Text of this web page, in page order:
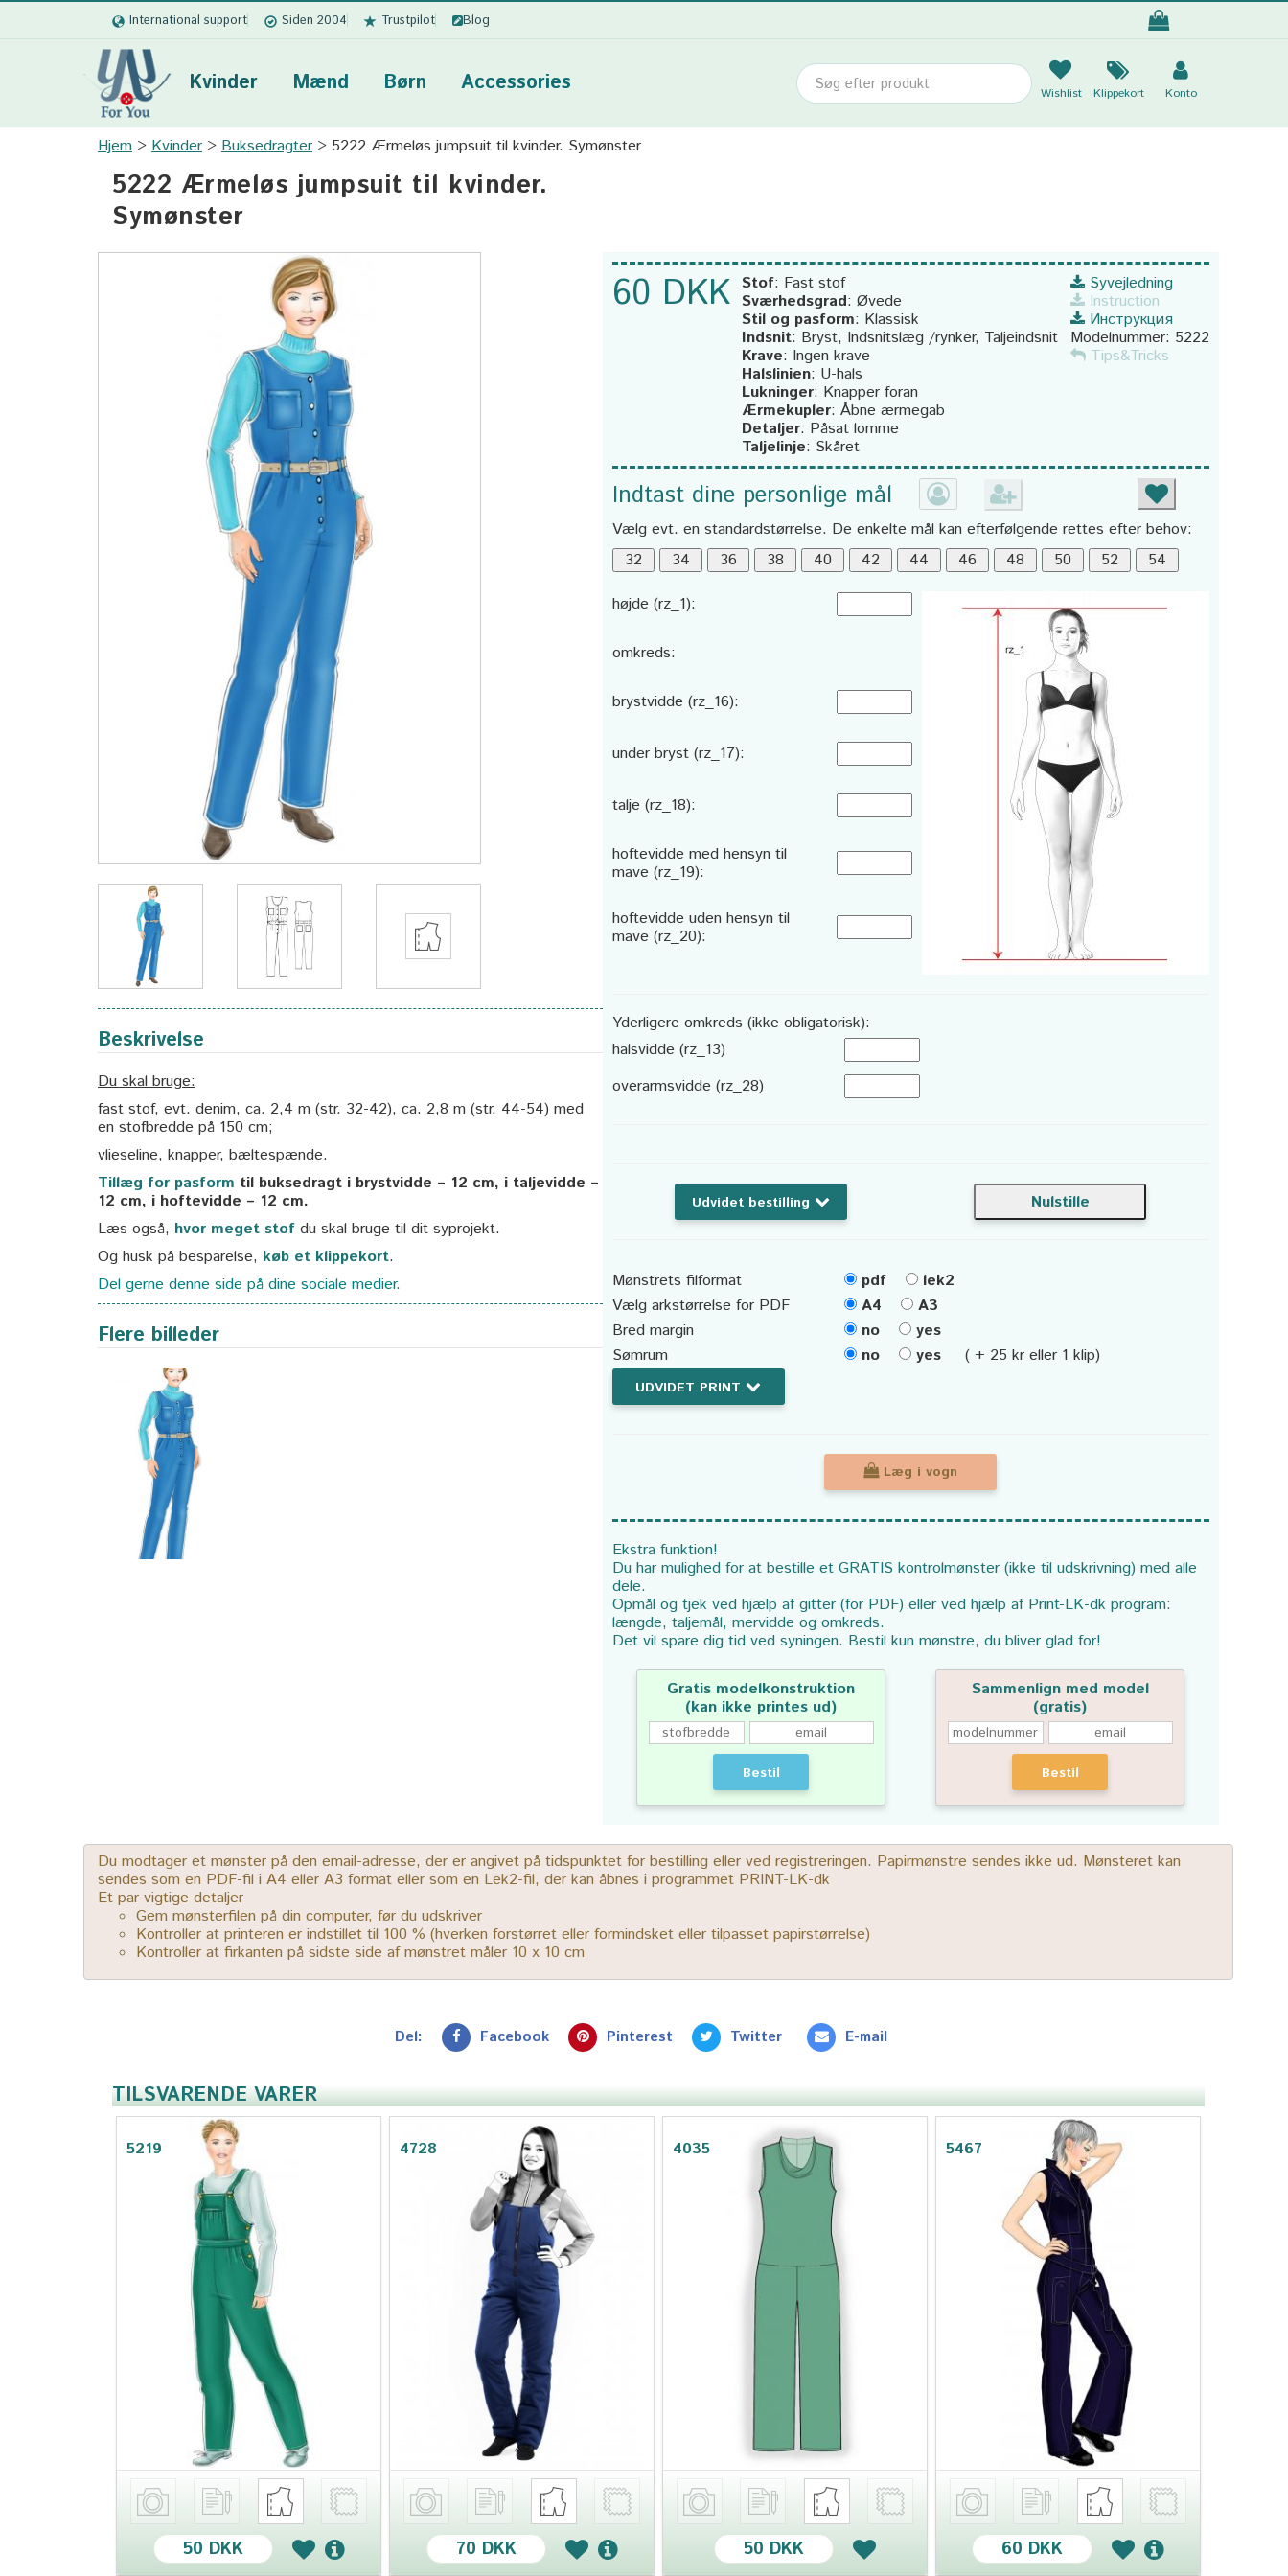
International support Siden 2004 Trustpilot Blog
Kvinder Mænd Børn Accessories Wishlist Klippekort Konto
Hjem Kvinder Buksedragter 5222 Ærmeløs jumpsuit til kvinder. Symønster
5222 Ærmeløs jumpsuit til kvinder.
Symønster
Beskrivelse
Du skal bruge:
fast stof, evt. denim, ca. 2,4 m (str. 32-42), ca. 2,8 m (str. 44-54) med
en stofbredde på 150 cm;
vlieseline, knapper, bæltespænde.
Tillæg for pasform til buksedragt i brystvidde – 12 cm, i taljevidde –
12 cm, i hoftevidde – 12 cm.
Læs også, hvor meget stof du skal bruge til dit syprojekt.
Og husk på besparelse, køb et klippekort.
Del gerne denne side på dine sociale medier.
Flere billeder
60 DKK Stof: Fast stof
Sværhedsgrad:Øvede
Stil og pasform: Klassisk
Indsnit: Bryst, Indsnitslæg /rynker, Taljeindsnit
Krave: Ingen krave
Halslinien: U-hals
Lukninger: Knapper foran
Ærmekupler:Åbne ærmegab
Detaljer: Påsat lomme
Taljelinje: Skåret
Syvejledning
Instruction
Инструкция
Modelnummer: 5222
Tips&Tricks
Indtast dine personlige mål
Vælg evt. en standardstørrelse. De enkelte mål kan efterfølgende rettes efter behov:
højde (rz_1):
omkreds:
brystvidde (rz_16):
under bryst (rz_17):
talje (rz_18):
hoftevidde med hensyn til
mave (rz_19):
hoftevidde uden hensyn til
mave (rz_20):
Yderligere omkreds (ikke obligatorisk):
halsvidde (rz_13)
overarmsvidde (rz_28)
Udvidet bestilling
Mønstrets filformat pdf
lek2
Vælg arkstørrelse for PDF
A4
A3
Bred margin
no
yes
Sømrum
no yes ( + 25 kr eller 1 klip)
UDVIDET PRINT
Læg i vogn
Ekstra funktion!
Du har mulighed for at bestille et GRATIS kontrolmønster (ikke til udskrivning) med alle
dele.
Opmål og tjek ved hjælp af gitter (for PDF) eller ved hjælp af Print-LK-dk program:
længde, taljemål, mervidde og omkreds.
Det vil spare dig tid ved syningen. Bestil kun mønstre, du bliver glad for!
Gratis modelkonstruktion
(kan ikke printes ud)
Bestil
Sammenlign med model
(gratis)
Bestil
Du modtager et mønster på den email-adresse, der er angivet på tidspunktet for bestilling eller ved registreringen. Papirmønstre sendes ikke ud. Mønsteret kan
sendes som en PDF-fil i A4 eller A3 format eller som en Lek2-fil, der kan åbnes i programmet PRINT-LK-dk
Et par vigtige detaljer
Gem mønsterfilen på din computer, før du udskriver
Kontroller at printeren er indstillet til 100 % (hverken forstørret eller formindsket eller tilpasset papirstørrelse)
Kontroller at firkanten på sidste side af mønstret måler 10 x 10 cm
Del: Facebook Pinterest Twitter E-mail
TILSVARENDE VARER
5219
50 DKK
4728
70 DKK
4035
50 DKK
5467
60 DKK